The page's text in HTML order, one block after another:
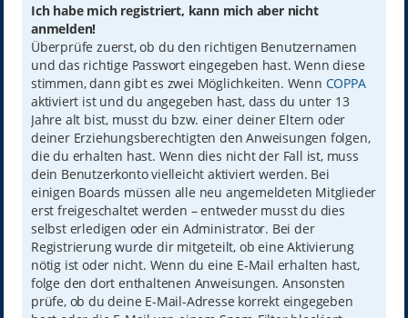
Ich habe mich registriert, kann mich aber nicht
anmelden!
Überprüfe zuerst, ob du den richtigen Benutzernamen
und das richtige Passwort eingegeben hast. Wenn diese
stimmen, dann gibt es zwei Möglichkeiten. Wenn COPPA
aktiviert ist und du angegeben hast, dass du unter 13
Jahre alt bist, musst du bzw. einer deiner Eltern oder
deiner Erziehungsberechtigten den Anweisungen folgen,
die du erhalten hast. Wenn dies nicht der Fall ist, muss
dein Benutzerkonto vielleicht aktiviert werden. Bei
einigen Boards müssen alle neu angemeldeten Mitglieder
erst freigeschaltet werden – entweder musst du dies
selbst erledigen oder ein Administrator. Bei der
Registrierung wurde dir mitgeteilt, ob eine Aktivierung
nötig ist oder nicht. Wenn du eine E-Mail erhalten hast,
folge den dort enthaltenen Anweisungen. Ansonsten
prüfe, ob du deine E-Mail-Adresse korrekt eingegeben